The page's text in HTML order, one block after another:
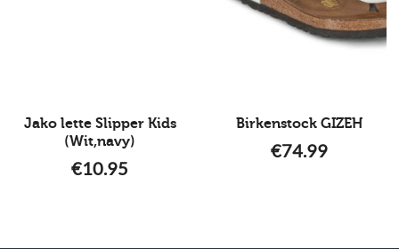
Jako lette Slipper Kids
(Wit,navy)
€10.95
Birkenstock GIZEH
€74.99